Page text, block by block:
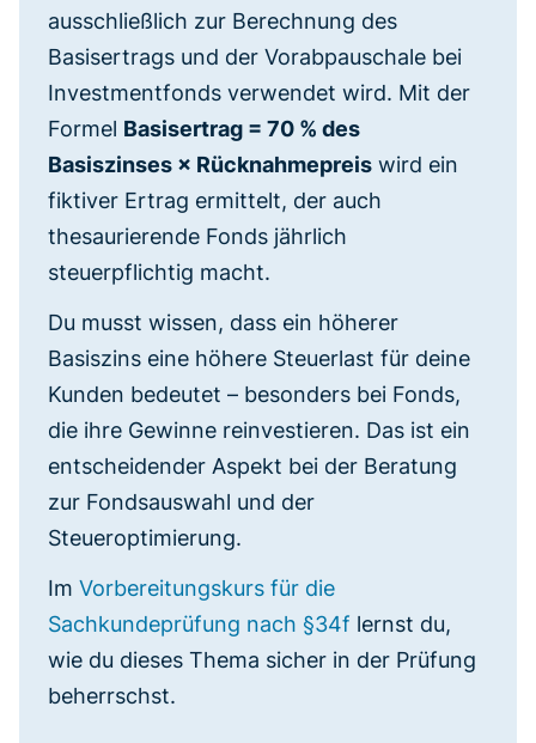
ausschließlich zur Berechnung des
Basisertrags und der Vorabpauschale bei
Investmentfonds verwendet wird. Mit der
Formel Basisertrag = 70 % des
Basiszinses × Rücknahmepreis wird ein
fiktiver Ertrag ermittelt, der auch
thesaurierende Fonds jährlich
steuerpflichtig macht.
Du musst wissen, dass ein höherer
Basiszins eine höhere Steuerlast für deine
Kunden bedeutet – besonders bei Fonds,
die ihre Gewinne reinvestieren. Das ist ein
entscheidender Aspekt bei der Beratung
zur Fondsauswahl und der
Steueroptimierung.
Im Vorbereitungskurs für die
Sachkundeprüfung nach §34f lernst du,
wie du dieses Thema sicher in der Prüfung
beherrschst.